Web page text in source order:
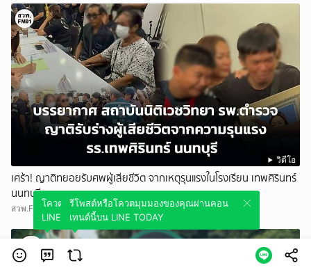
วิดีโอ
เศร้า! ญาติทยอยรับศพผู้เสียชีวิต จากเหตุรุนแรงในโรงเรียน เทพศิรินทร์
นนทบุรี
สวพ.FM91โควตมุมมองของคุณผ่านคอนเทนต์นี้บน
LINE TODAY
รีโพสต์หรือโควตมุมมองของคุณผ่านคอน
เทนต์นี้บน LINE TODAY